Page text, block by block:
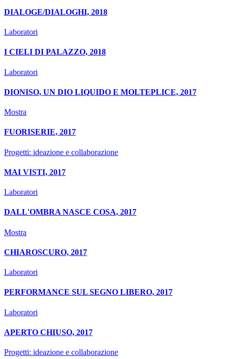
DIALOGE/DIALOGHI, 2018
Laboratori
I CIELI DI PALAZZO, 2018
Laboratori
DIONISO, UN DIO LIQUIDO E MOLTEPLICE, 2017
Mostra
FUORISERIE, 2017
Progetti: ideazione e collaborazione
MAI VISTI, 2017
Laboratori
DALL'OMBRA NASCE COSA, 2017
Mostra
CHIAROSCURO, 2017
Laboratori
PERFORMANCE SUL SEGNO LIBERO, 2017
Laboratori
APERTO CHIUSO, 2017
Progetti: ideazione e collaborazione